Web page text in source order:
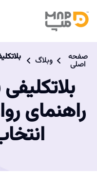
صفحه
اصلی وبلاگ
راهنمای